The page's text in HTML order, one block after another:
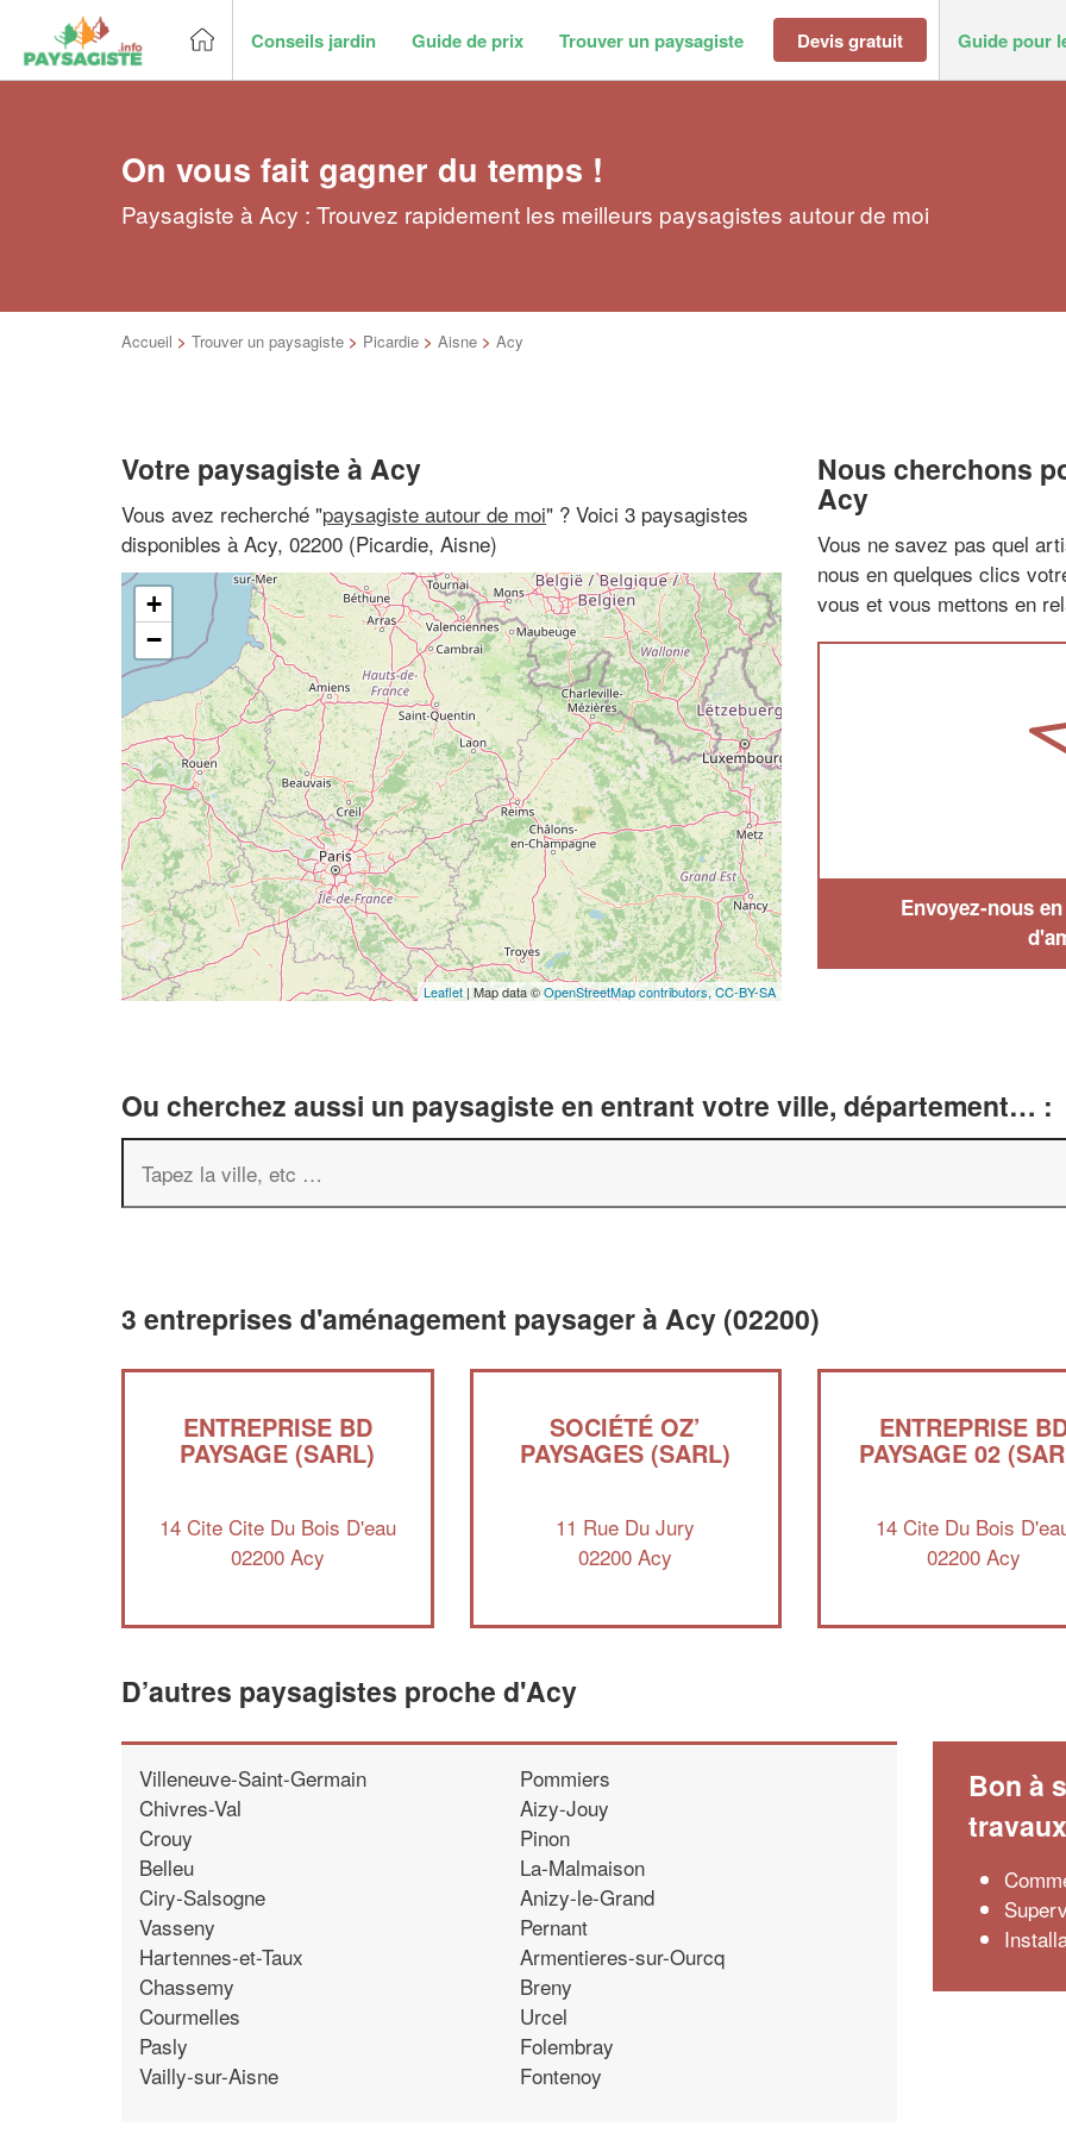
Conseils jardin Guide de prix Trouver un paysagiste Devis gratuit Guide pour
On vous fait gagner du temps !
Paysagiste à Acy : Trouvez rapidement les meilleurs paysagistes autour de moi
Accueil > Trouver un paysagiste > Picardie > Aisne > Acy
Votre paysagiste à Acy
Vous avez recherché "paysagiste autour de moi" ? Voici 3 paysagistes
disponibles à Acy, 02200 (Picardie, Aisne)
+
−
Leaflet | Map data ©OpenStreetMap contributors, CC-BY-SA
Nous cherchons
Acy
Vous ne savez pas quel
nous en quelques clics
vous et vous mettons en
Envoyez-nous
Ou cherchez aussi un paysagiste en entrant votre ville, département… :
3 entreprises d'aménagement paysager à Acy (02200)
ENTREPRISE BD
PAYSAGE (SARL)
14 Cite Cite Du Bois D'eau
02200 Acy
SOCIÉTÉ OZ’
PAYSAGES (SARL)
11 Rue Du Jury
02200 Acy
ENTREPRISE
PAYSAGE 02
14 Cite Du Bois
02200 Acy
D’autres paysagistes proche d'Acy
Villeneuve-Saint-Germain
Chivres-Val
Crouy
Belleu
Ciry-Salsogne
Vasseny
Hartennes-et-Taux
Chassemy
Courmelles
Pasly
Vailly-sur-Aisne
Pommiers
Aizy-Jouy
Pinon
La-Malmaison
Anizy-le-Grand
Pernant
Armentieres-sur-Ourcq
Breny
Urcel
Folembray
Fontenoy
Bon à
travaux